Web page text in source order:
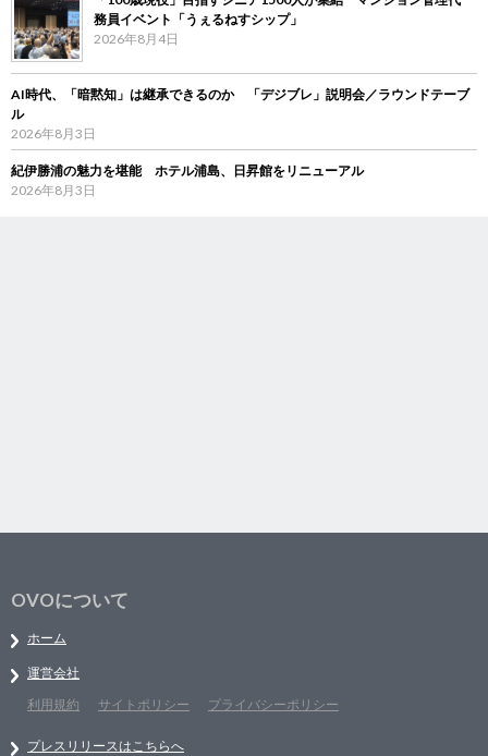
務員イベント「うぇるねすシップ」
2026年8月4日
AI時代、「暗黙知」は継承できるのか 「デジブレ」説明会／ラウンドテーブ
ル
2026年8月3日
紀伊勝浦の魅力を堪能 ホテル浦島、日昇館をリニューアル
2026年8月3日
OVOについて
ホーム
運営会社
利用規約
サイトポリシー プライバシーポリシー
プレスリリースはこちらへ